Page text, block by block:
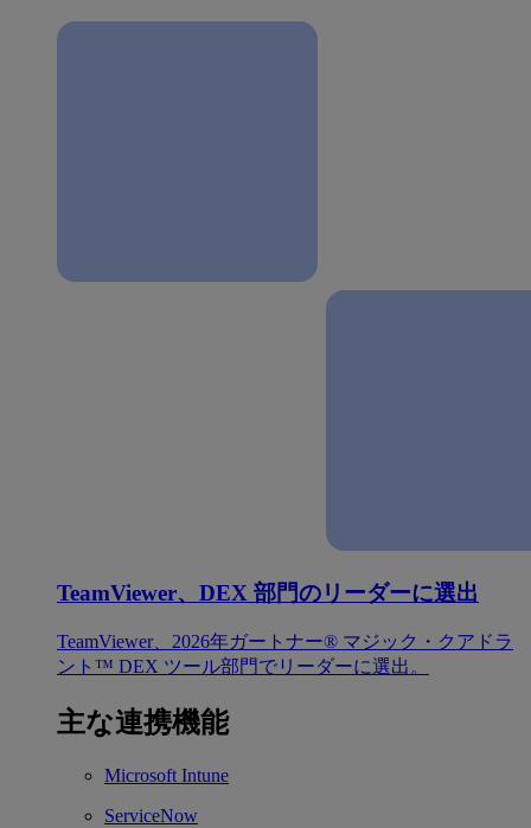
TeamViewer、DEX 部門のリーダーに選出
TeamViewer、2026年ガートナー® マジック・クアドラ
ント™ DEX ツール部門でリーダーに選出。
主な連携機能
Microsoft Intune
ServiceNow